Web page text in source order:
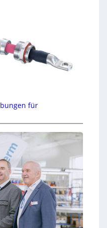
für